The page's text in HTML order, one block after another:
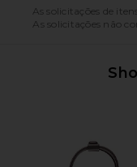
As solicitações de
As solicitações não